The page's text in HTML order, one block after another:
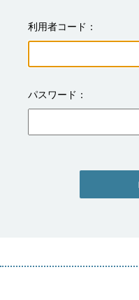
利用者コード
パスワード